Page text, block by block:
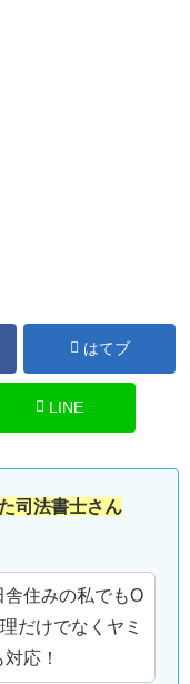
はてブ
LINE
司法書士さん
舎住みの私でもO
だけでなくヤミ
応！